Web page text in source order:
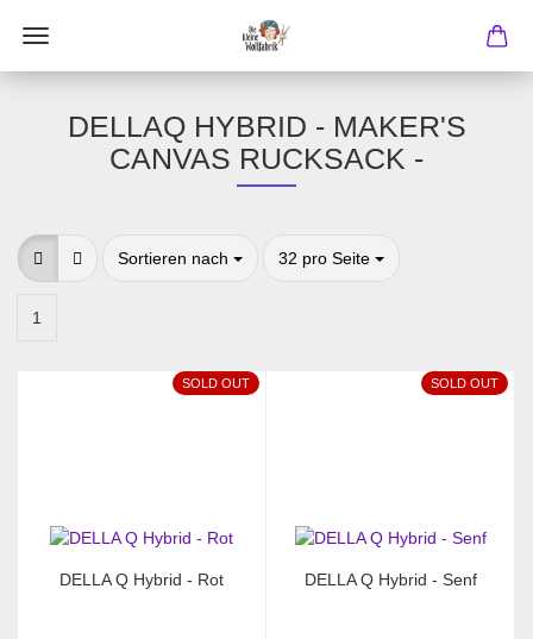
DELLAQ HYBRID - MAKER'S
CANVAS RUCKSACK -
Sortieren nach
Sortieren nach 32 pro Seite
pro Seite
1
SOLD OUT
DELLA Q Hybrid - Rot
SOLD OUT
DELLA Q Hybrid - Senf